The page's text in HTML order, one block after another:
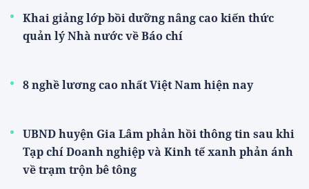
Khai giảng lớp bồi dưỡng nâng cao kiến thức
quản lý Nhà nước về Báo chí
8 nghề lương cao nhất Việt Nam hiện nay
UBND huyện Gia Lâm phản hồi thông tin sau khi
Tạp chí Doanh nghiệp và Kinh tế xanh phản ánh
về trạm trộn bê tông